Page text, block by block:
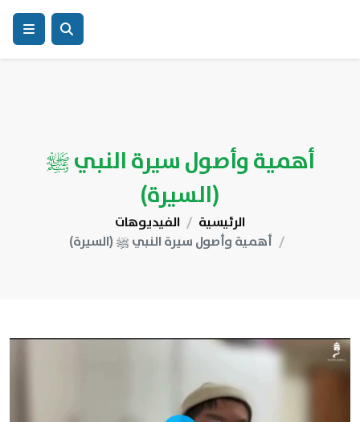
أهمية وأصول سيرة النبي ﷺ
(السيرة)
الرئيسية
الفيديوهات
أهمية وأصول سيرة النبي ﷺ (السيرة)